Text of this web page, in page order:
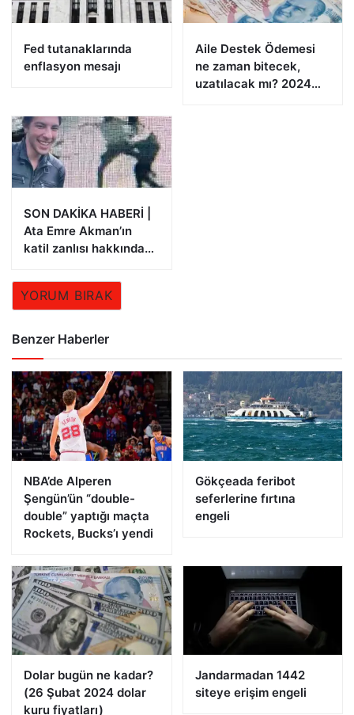
Fed tutanaklarında
enflasyon mesajı
Aile Destek Ödemesi
ne zaman bitecek,
uzatılacak mı? 2024
SON DAKİKA HABERİ |
Ata Emre Akman’ın
katil zanlısı hakkında
YORUM BIRAK
Benzer Haberler
NBA’de Alperen
Şengün’ün “double-
double” yaptığı maçta
Rockets, Bucks’ı yendi
Gökçeada feribot
seferlerine fırtına
engeli
Dolar bugün ne kadar?
(26 Şubat 2024 dolar
kuru fiyatları)
Jandarmadan 1442
siteye erişim engeli